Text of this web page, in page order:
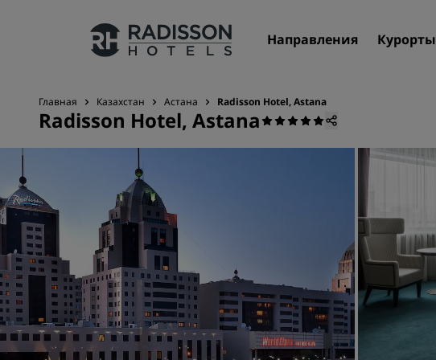
Направления Курорты
Наши бренды
Бренды Radisson Hotels
Главная Казахстан Астана Radisson Hotel, Astana
Radisson Hotel, Astana